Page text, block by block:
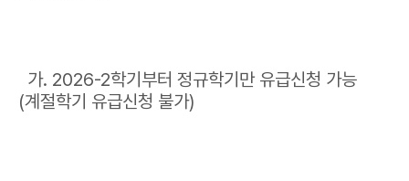
가. 2026-2학기부터 정규학기만 유급신청 가능
(계절학기 유급신청 불가)